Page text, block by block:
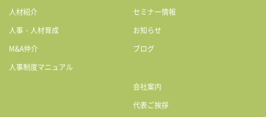
人材紹介
人事・人材育成
M&A仲介
人事制度マニュアル
セミナー情報
お知らせ
ブログ
会社案内
代表ご挨拶